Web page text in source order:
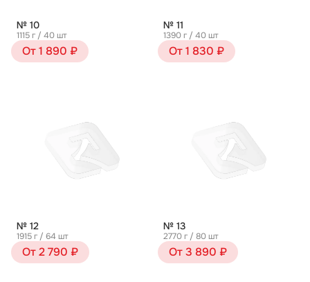
№ 10
1115 г / 40 шт
От 1 890 ₽
№ 11
1390 г / 40 шт
От 1 830 ₽
№ 12
1915 г / 64 шт
От 2 790 ₽
№ 13
2770 г / 80 шт
От 3 890 ₽